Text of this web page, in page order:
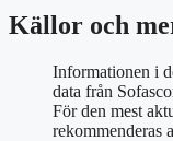
Källor och
Informationen i
data från
För den mest
rekommenderas